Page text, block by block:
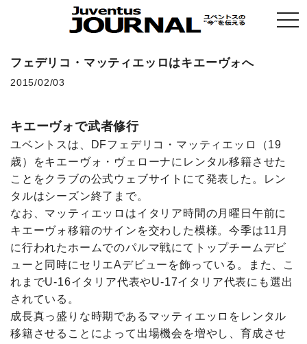
フェデリコ・マッティエッロはキエーヴォへ
2015/02/03
キエーヴォで武者修行
ユベントスは、DFフェデリコ・マッティエッロ（19
歳）をキエーヴォ・ヴェローナにレンタル移籍させた
ことをクラブの公式ウェブサイトにて発表した。レン
タルはシーズン終了まで。
なお、マッティエッロはイタリア時間の月曜日午前に
キエーヴォ移籍のサインを交わした模様。今季は11月
に行われたホームでのパルマ戦にてトップチームデビ
ューと同時にセリエAデビューを飾っている。また、こ
れまでU-16イタリア代表やU-17イタリア代表にも選出
されている。
成長真っ盛りな時期であるマッティエッロをレンタル
移籍させることによって出場機会を増やし、育成させ